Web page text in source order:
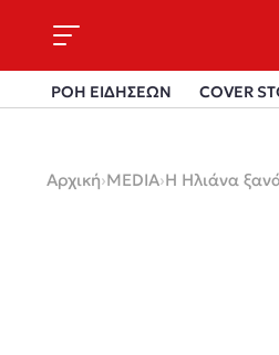
ΡΟΗ ΕΙΔΗΣΕΩΝ COVER
Αρχική›MEDIA›Η Ηλιάνα